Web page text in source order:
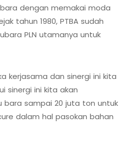
dengan memakai moda
tahun 1980, PTBA sudah
PLN utamanya untuk
kerjasama dan sinergi ini kita
sinergi ini kita akan
bara sampai 20 juta ton untuk
dalam hal pasokan bahan